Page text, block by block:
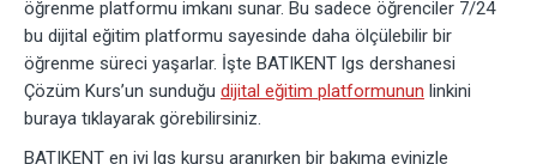
öğrenme platformu imkanı sunar. Bu sadece öğrenciler 7/24
bu dijital eğitim platformu sayesinde daha ölçülebilir bir
öğrenme süreci yaşarlar. İşte BATIKENT lgs dershanesi
Çözüm Kurs’un sunduğu dijital eğitim platformunun linkini
buraya tıklayarak görebilirsiniz.
BATIKENT en iyi lgs kursu aranırken bir bakıma evinizle